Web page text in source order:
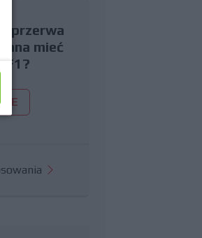
przerwa
mieć
F1?
NIE